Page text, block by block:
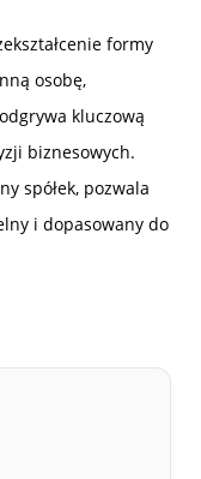
formy
osobę,
kluczową
biznesowych.
spółek, pozwala
i dopasowany do